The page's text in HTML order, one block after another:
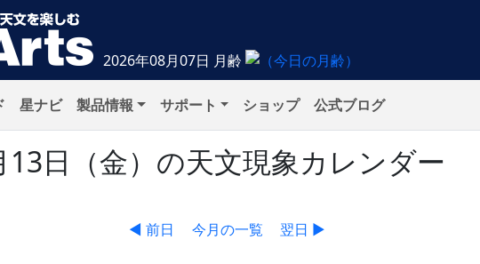
2026年08月07日 月齢
星ナビ 製品情報 サポート ショップ 公式ブログ
13日（金）の天文現象カレンダー
◀ 前日 今月の一覧 翌日 ▶